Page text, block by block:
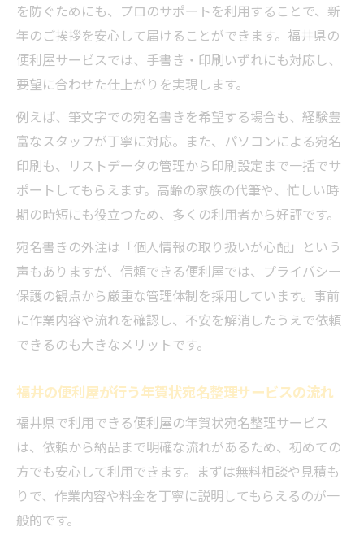
を防ぐためにも、プロのサポートを利用することで、新
年のご挨拶を安心して届けることができます。福井県の
便利屋サービスでは、手書き・印刷いずれにも対応し、
要望に合わせた仕上がりを実現します。
例えば、筆文字での宛名書きを希望する場合も、経験豊
富なスタッフが丁寧に対応。また、パソコンによる宛名
印刷も、リストデータの管理から印刷設定まで一括でサ
ポートしてもらえます。高齢の家族の代筆や、忙しい時
期の時短にも役立つため、多くの利用者から好評です。
宛名書きの外注は「個人情報の取り扱いが心配」という
声もありますが、信頼できる便利屋では、プライバシー
保護の観点から厳重な管理体制を採用しています。事前
に作業内容や流れを確認し、不安を解消したうえで依頼
できるのも大きなメリットです。
福井の便利屋が行う年賀状宛名整理サービスの流れ
福井県で利用できる便利屋の年賀状宛名整理サービス
は、依頼から納品まで明確な流れがあるため、初めての
方でも安心して利用できます。まずは無料相談や見積も
りで、作業内容や料金を丁寧に説明してもらえるのが一
般的です。